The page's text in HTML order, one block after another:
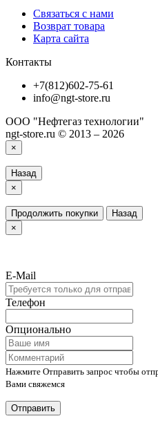
Связаться с нами
Возврат товара
Карта сайта
Контакты
+7(812)602-75-61
info@ngt-store.ru
ООО "Нефтегаз технологии"
ngt-store.ru © 2013 – 2026
×
Назад
×
Продолжить покупки
Назад
×
E-Mail
Телефон
Опционально
Нажмите Отправить запрос чтобы
Вами свяжемся
Отправить